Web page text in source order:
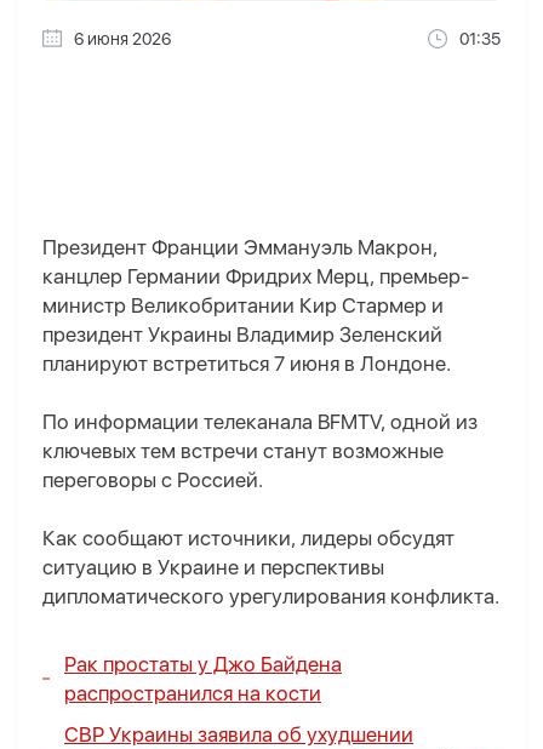
6 июня 2026 01:35
Президент Франции Эммануэль Макрон,
канцлер Германии Фридрих Мерц, премьер-
министр Великобритании Кир Стармер и
президент Украины Владимир Зеленский
планируют встретиться 7 июня в Лондоне.
По информации телеканала BFMTV, одной из
ключевых тем встречи станут возможные
переговоры с Россией.
Как сообщают источники, лидеры обсудят
ситуацию в Украине и перспективы
дипломатического урегулирования конфликта.
Рак простаты у Джо Байдена
распространился на кости
СВР Украины заявила об ухудшении